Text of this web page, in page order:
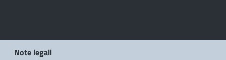
Note legali